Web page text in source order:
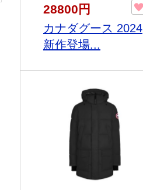
28800円
カナダグース 2024
新作登場...